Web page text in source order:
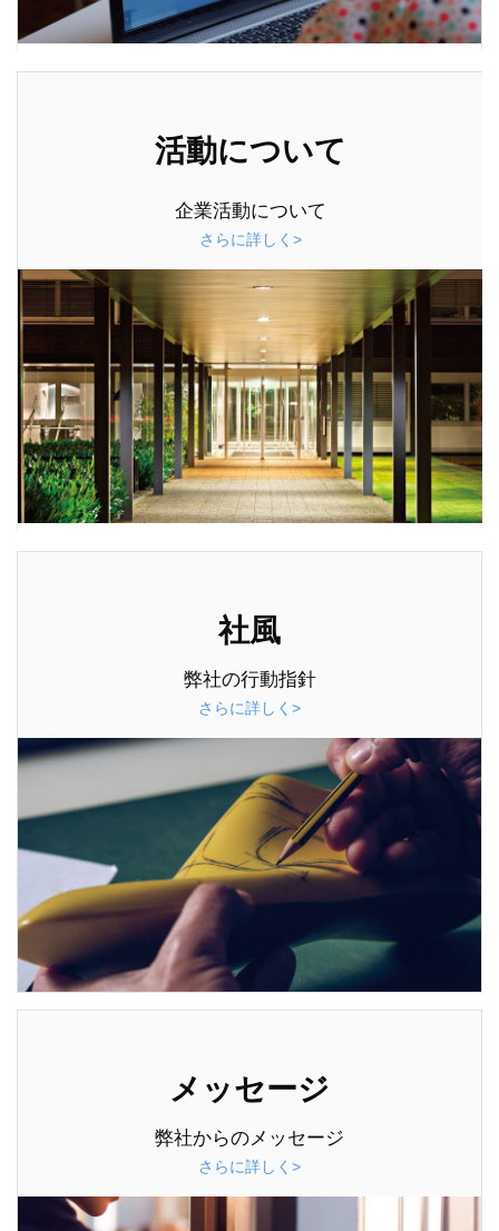
活動について
企業活動について
さらに詳しく>
社風
弊社の行動指針
さらに詳しく>
メッセージ
弊社からのメッセージ
さらに詳しく>